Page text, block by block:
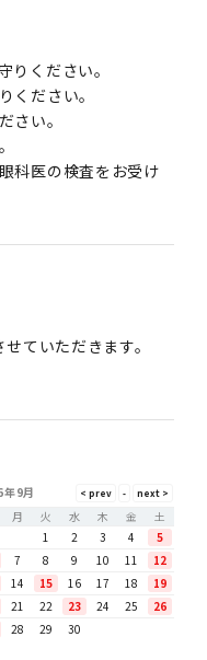
りください。
ください。
さい。
科医の検査をお受け
ていただきます。
9月
月 火 水 木 金
土
1
2 3 4
5
7 8 9 10 11
12
14 15 16 17 18
19
21 22 23 24 25
26
28 29 30